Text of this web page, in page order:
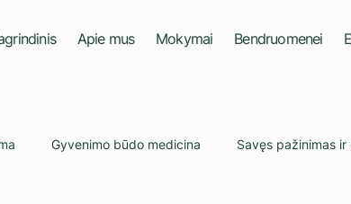
Apie mus Mokymai Bendruomenei
Gyvenimo būdo medicina Savęs pažinimas